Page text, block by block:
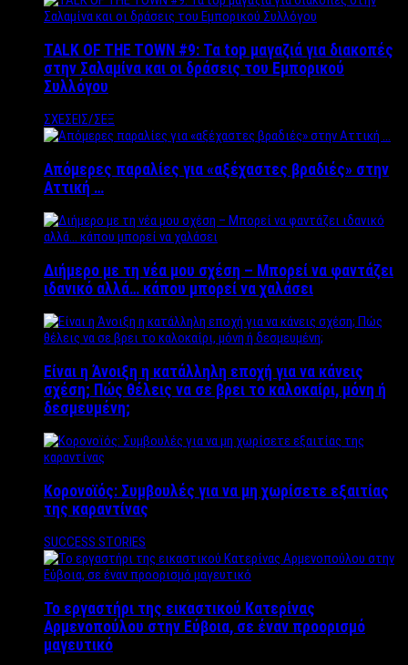
TALK OF THE TOWN #9: Τα top μαγαζιά για διακοπές
στην Σαλαμίνα και οι δράσεις του Εμπορικού
Συλλόγου
ΣΧΕΣΕΙΣ/ΣΕΞ
Απόμερες παραλίες για «αξέχαστες βραδιές» στην
Αττική …
Διήμερο με τη νέα μου σχέση – Μπορεί να φαντάζει
ιδανικό αλλά… κάπου μπορεί να χαλάσει
Είναι η Άνοιξη η κατάλληλη εποχή για να κάνεις
σχέση; Πώς θέλεις να σε βρει το καλοκαίρι, μόνη ή
δεσμευμένη;
Κορονοϊός: Συμβουλές για να μη χωρίσετε εξαιτίας
της καραντίνας
SUCCESS STORIES
Το εργαστήρι της εικαστικού Κατερίνας
Αρμενοπούλου στην Εύβοια, σε έναν προορισμό
μαγευτικό